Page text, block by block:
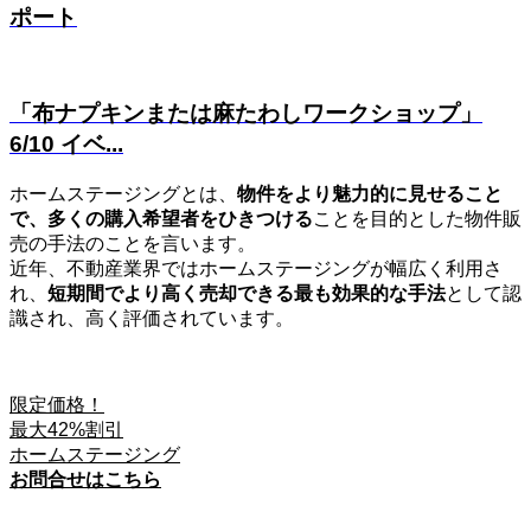
ポート
「布ナプキンまたは麻たわしワークショップ」
6/10 イベ...
ホームステージングとは、 物件をより魅力的に見せること
で、多くの購入希望者をひきつけることを目的とした物件販
売の手法のことを言います。
近年、不動産業界ではホームステージングが幅広く利用さ
れ、 短期間でより高く売却できる最も効果的な手法として認
識され、高く評価されています。
限定価格！
最大42%割引
ホームステージング
お問合せはこちら